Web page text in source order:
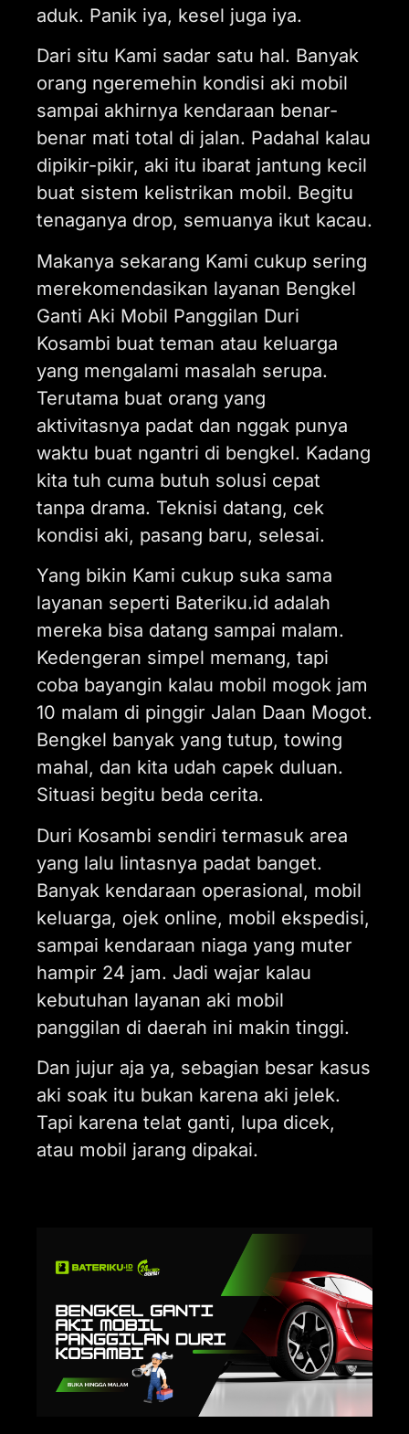
aduk. Panik iya, kesel juga iya.
Dari situ Kami sadar satu hal. Banyak
orang ngeremehin kondisi aki mobil
sampai akhirnya kendaraan benar-
benar mati total di jalan. Padahal kalau
dipikir-pikir, aki itu ibarat jantung kecil
buat sistem kelistrikan mobil. Begitu
tenaganya drop, semuanya ikut kacau.
Makanya sekarang Kami cukup sering
merekomendasikan layanan Bengkel
Ganti Aki Mobil Panggilan Duri
Kosambi buat teman atau keluarga
yang mengalami masalah serupa.
Terutama buat orang yang
aktivitasnya padat dan nggak punya
waktu buat ngantri di bengkel. Kadang
kita tuh cuma butuh solusi cepat
tanpa drama. Teknisi datang, cek
kondisi aki, pasang baru, selesai.
Yang bikin Kami cukup suka sama
layanan seperti Bateriku.id adalah
mereka bisa datang sampai malam.
Kedengeran simpel memang, tapi
coba bayangin kalau mobil mogok jam
10 malam di pinggir Jalan Daan Mogot.
Bengkel banyak yang tutup, towing
mahal, dan kita udah capek duluan.
Situasi begitu beda cerita.
Duri Kosambi sendiri termasuk area
yang lalu lintasnya padat banget.
Banyak kendaraan operasional, mobil
keluarga, ojek online, mobil ekspedisi,
sampai kendaraan niaga yang muter
hampir 24 jam. Jadi wajar kalau
kebutuhan layanan aki mobil
panggilan di daerah ini makin tinggi.
Dan jujur aja ya, sebagian besar kasus
aki soak itu bukan karena aki jelek.
Tapi karena telat ganti, lupa dicek,
atau mobil jarang dipakai.